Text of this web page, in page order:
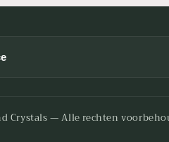
Crystals — Alle rechten